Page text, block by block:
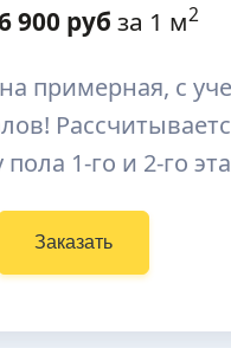
900 руб за 1 м2
примерная, с
1-го и 2-го
Заказать